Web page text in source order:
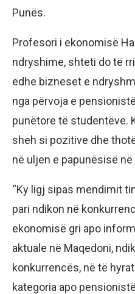
Punës.
Profesori i ekonomisë
ndryshime, shteti do të
edhe bizneset e
nga përvoja e
punëtore të studentëve.
sheh si pozitive dhe
në uljen e papunësisë në
“Ky ligj sipas mendimit
pari ndikon në
ekonomisë gri apo
aktuale në Maqedoni,
konkurrencës, në të
kategoria apo